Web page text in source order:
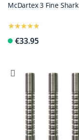
McDartex 3 Fine Shark
€33.95